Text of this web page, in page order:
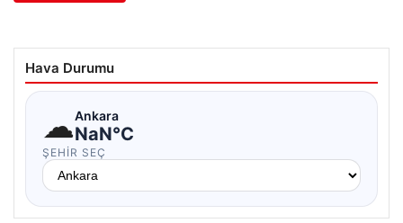
Hava Durumu
☁Ankara
NaN°C
ŞEHIR SEÇ